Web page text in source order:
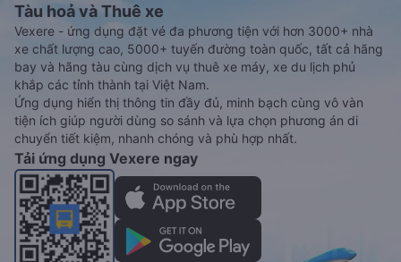
Tàu hoả và Thuê xe
Vexere - ứng dụng đặt vé đa phương tiện với hơn 3000+ nhà
xe chất lượng cao, 5000+ tuyến đường toàn quốc, tất cả hãng
bay và hãng tàu cùng dịch vụ thuê xe máy, xe du lịch phủ
khắp các tỉnh thành tại Việt Nam.
Ứng dụng hiển thị thông tin đầy đủ, minh bạch cùng vô vàn
tiện ích giúp người dùng so sánh và lựa chọn phương án di
chuyển tiết kiệm, nhanh chóng và phù hợp nhất.
Tải ứng dụng Vexere ngay